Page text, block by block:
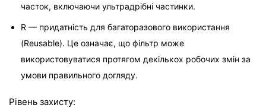
часток, включаючи ультрадрібні частинки.
R — придатність для багаторазового використання
(Reusable). Це означає, що фільтр може
використовуватися протягом декількох робочих змін за
умови правильного догляду.
Рівень захисту: